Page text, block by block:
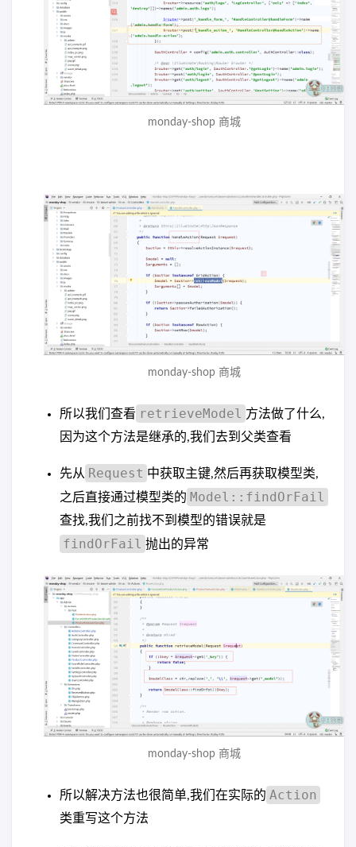
monday-shop 商城
monday-shop 商城
所以我们查看 retrieveModel 方法做了什么,
因为这个方法是继承的,我们去到父类查看
先从 Request 中获取主键,然后再获取模型类,
之后直接通过模型类的 Model::findOrFail
查找,我们之前找不到模型的错误就是
findOrFail 抛出的异常
monday-shop 商城
所以解决方法也很简单,我们在实际的 Action
类重写这个方法